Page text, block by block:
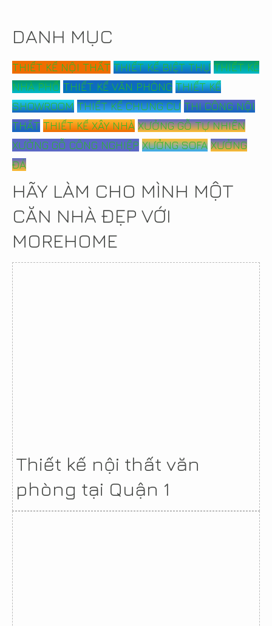
DANH MỤC
THIẾT KẾ NỘI THẤT THIẾT KẾ BIỆT THỰ THIẾT KẾ
NHÀ PHỐ THIẾT KẾ VĂN PHÒNG THIẾT KẾ
SHOWROOM THIẾT KẾ CHUNG CƯ THI CÔNG NỘI
THẤT THIẾT KẾ XÂY NHÀ XƯỞNG GỖ TỰ NHIÊN
XƯỞNG GỖ CÔNG NGHIỆP XƯỞNG SOFA XƯỞNG
ĐÁ
HÃY LÀM CHO MÌNH MỘT
CĂN NHÀ ĐẸP VỚI
MOREHOME
Thiết kế nội thất văn
phòng tại Quận 1